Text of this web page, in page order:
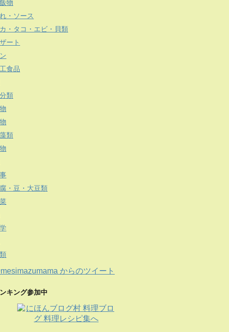
物
・ソース
・タコ・エビ・貝類
ート
食品
類
類
・豆・大豆類
からのツイート
キング参加中